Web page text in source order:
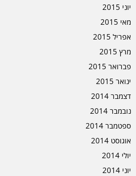
יוני 2015
מאי 2015
אפריל 2015
מרץ 2015
פברואר 2015
ינואר 2015
דצמבר 2014
נובמבר 2014
ספטמבר 2014
אוגוסט 2014
יולי 2014
יוני 2014